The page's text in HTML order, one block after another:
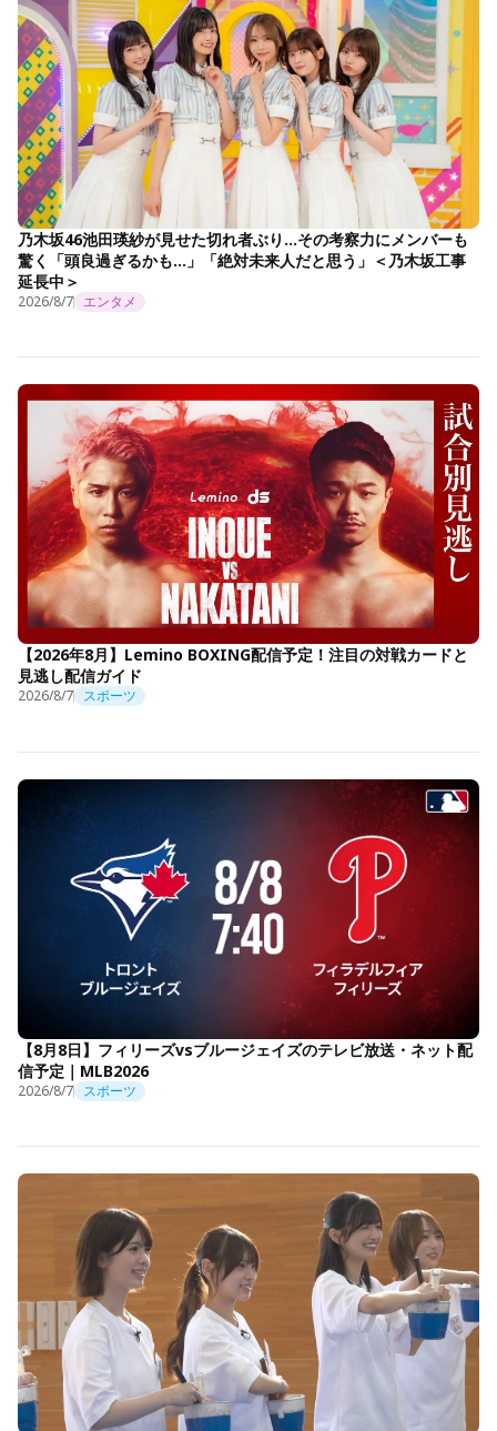
乃木坂46池田瑛紗が見せた切れ者ぶり…その考察力にメンバーも
驚く「頭良過ぎるかも…」「絶対未来人だと思う」＜乃木坂工事
延長中＞
2026/8/7 エンタメ
【2026年8月】Lemino BOXING配信予定！注目の対戦カードと
見逃し配信ガイド
2026/8/7 スポーツ
【8月8日】フィリーズvsブルージェイズのテレビ放送・ネット配
信予定｜MLB2026
2026/8/7 スポーツ